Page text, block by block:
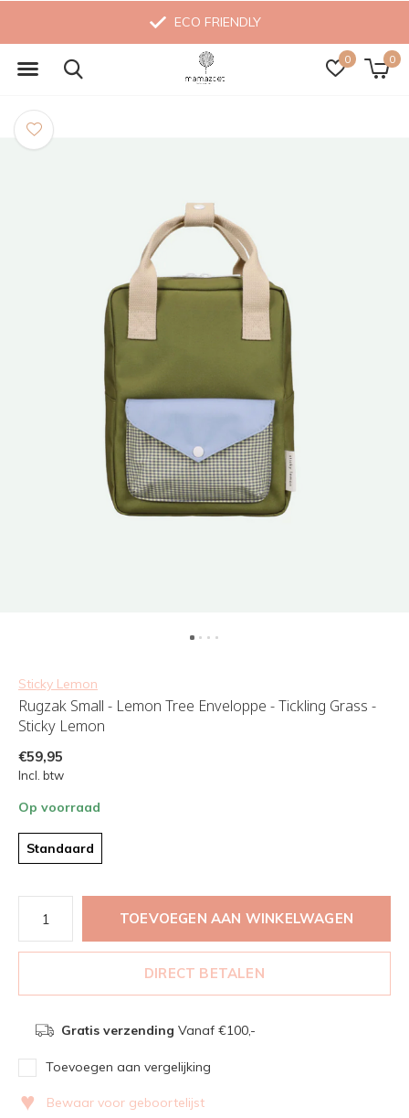
0 0
ECO FRIENDLY
Sticky Lemon
Rugzak Small - Lemon Tree Enveloppe - Tickling Grass -
Sticky Lemon
€59,95
Incl. btw
Op voorraad
Standaard
TOEVOEGEN AAN WINKELWAGEN
DIRECT BETALEN
Gratis verzending Vanaf €100,-
Toevoegen aan vergelijking
♥ Bewaar voor geboortelijst